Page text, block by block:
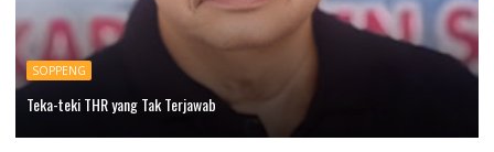
SOPPENG
Teka-teki THR yang Tak Terjawab